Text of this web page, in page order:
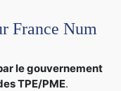
France Num
le gouvernement
TPE/PME.